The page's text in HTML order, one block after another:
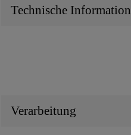
Technische Information
Verarbeitung